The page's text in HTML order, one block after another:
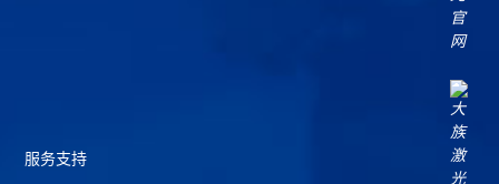
服务支持